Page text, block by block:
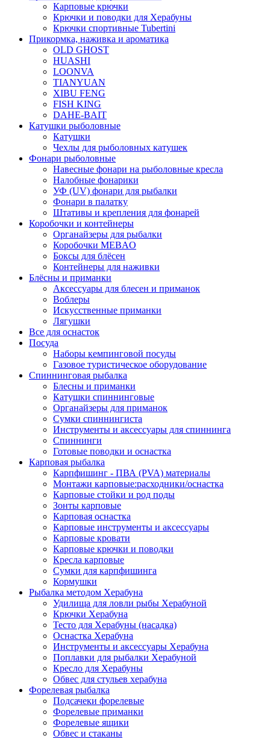
Карповые крючки
Крючки и поводки для Херабуны
Крючки спортивные Tubertini
Прикормка, наживка и ароматика
OLD GHOST
HUASHI
LOONVA
TIANYUAN
XIBU FENG
FISH KING
DAHE-BAIT
Катушки рыболовные
Катушки
Чехлы для рыболовных катушек
Фонари рыболовные
Навесные фонари на рыболовные кресла
Налобные фонарики
УФ (UV) фонари для рыбалки
Фонари в палатку
Штативы и крепления для фонарей
Коробочки и контейнеры
Органайзеры для рыбалки
Коробочки MEBAO
Боксы для блёсен
Контейнеры для наживки
Блёсны и приманки
Аксессуары для блесен и приманок
Воблеры
Искусственные приманки
Лягушки
Все для оснасток
Посуда
Наборы кемпинговой посуды
Газовое туристическое оборудование
Спиннинговая рыбалка
Блесны и приманки
Катушки спиннинговые
Органайзеры для приманок
Сумки спиннингиста
Инструменты и аксессуары для спиннинга
Спиннинги
Готовые поводки и оснастка
Карповая рыбалка
Карпфишинг - ПВА (PVA) материалы
Монтажи карповые:расходники/оснастка
Карповые стойки и род поды
Зонты карповые
Карповая оснастка
Карповые инструменты и аксессуары
Карповые кровати
Карповые крючки и поводки
Кресла карповые
Сумки для карпфишинга
Кормушки
Рыбалка методом Херабуна
Удилища для ловли рыбы Херабуной
Крючки Херабуна
Тесто для Херабуны (насадка)
Оснастка Херабуна
Инструменты и аксессуары Херабуна
Поплавки для рыбалки Херабуной
Кресло для Херабуны
Обвес для стульев херабуна
Форелевая рыбалка
Подсачеки форелевые
Форелевые приманки
Форелевые ящики
Обвес и стаканы